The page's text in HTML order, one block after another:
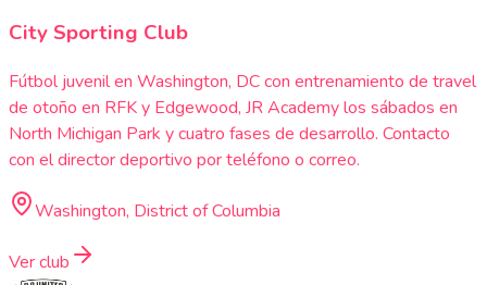
City Sporting Club
Fútbol juvenil en Washington, DC con entrenamiento de travel
de otoño en RFK y Edgewood, JR Academy los sábados en
North Michigan Park y cuatro fases de desarrollo. Contacto
con el director deportivo por teléfono o correo.
Washington, District of Columbia
Ver club